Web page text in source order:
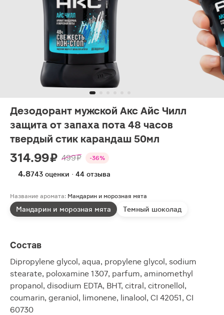
Дезодорант мужской Акс Айс Чилл
защита от запаха пота 48 часов
твердый стик карандаш 50мл
314.99 ₽ 499 ₽ -36%
4.8743 оценки · 44 отзыва
Название аромата: Мандарин и морозная мята
Мандарин и морозная мята Темный шоколад
Состав
Dipropylene glycol, aqua, propylene glycol, sodium
stearate, poloxamine 1307, parfum, aminomethyl
propanol, disodium EDTA, BHT, citral, citronellol,
coumarin, geraniol, limonene, linalool, CI 42051, CI
60730